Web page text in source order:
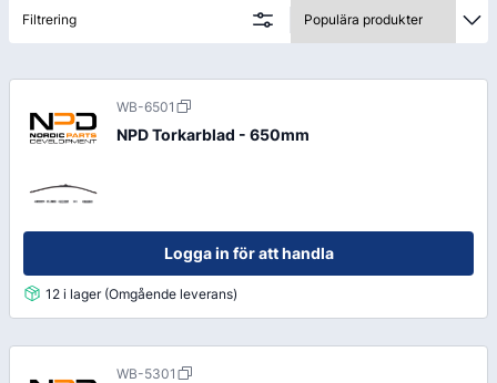
du snabbt ska kunna fylla på efter behov och hålla
verksamheten igång utan avbrott.
Filtrering
WB-6501
NPD Torkarblad - 650mm
Logga in för att handla
12 i lager (Omgående leverans)
WB-5301